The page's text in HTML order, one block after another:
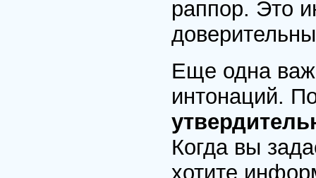
раппор. Это
Еще одна
интонаций.
Когда вы
хотите